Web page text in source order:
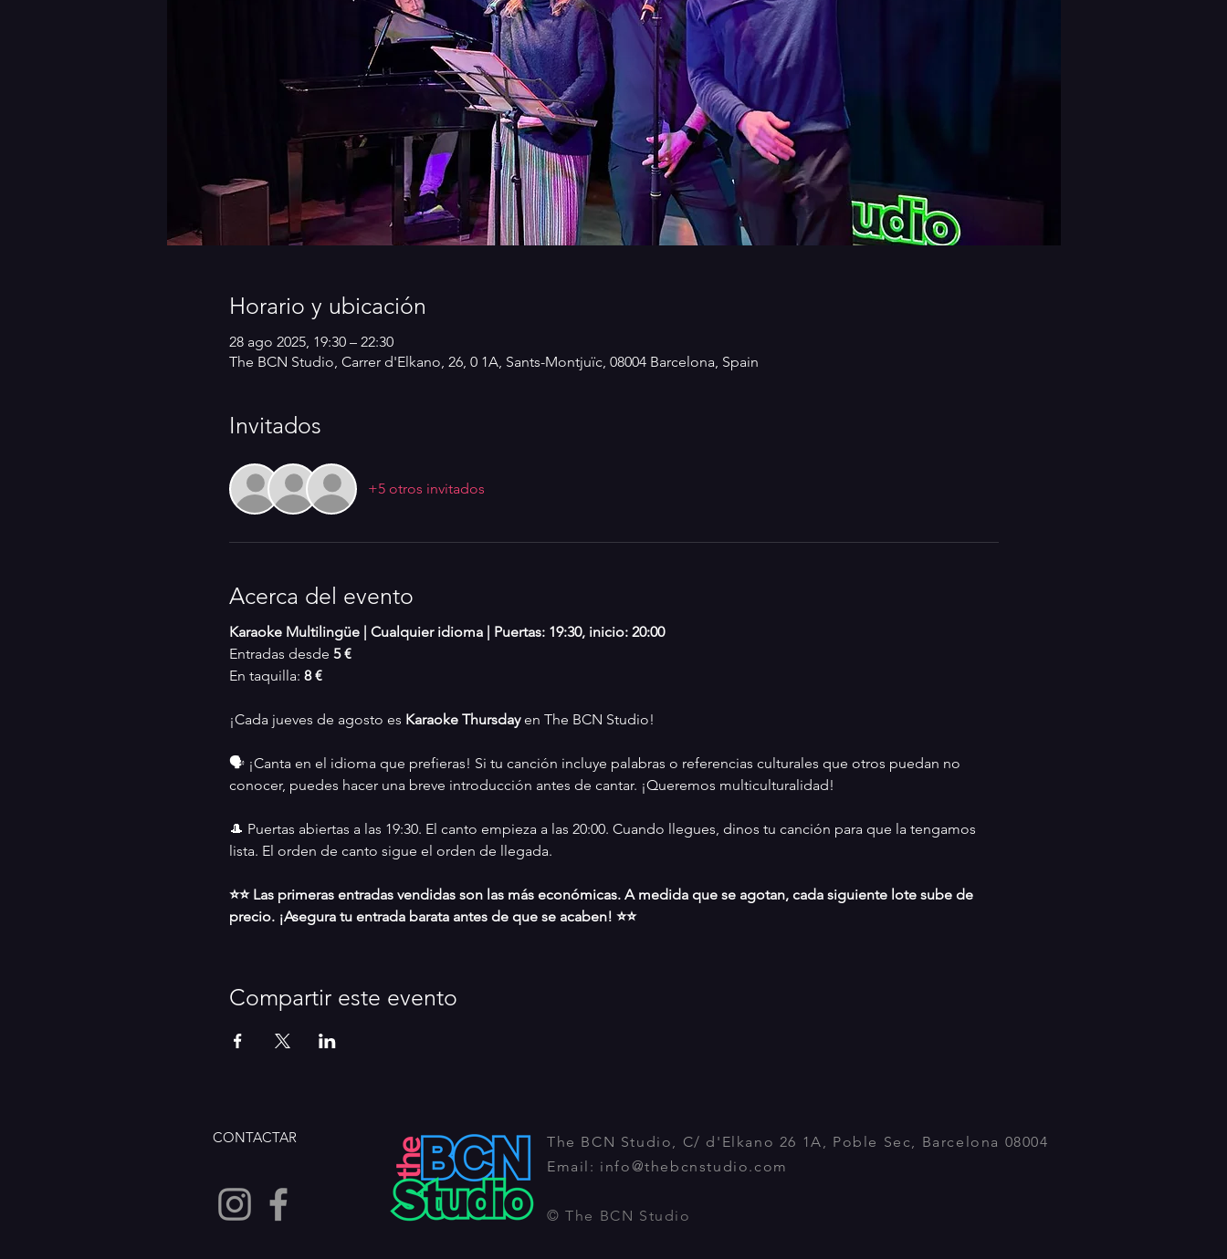
Horario y ubicación
28 ago 2025, 19:30 – 22:30
The BCN Studio, Carrer d'Elkano, 26, 0 1A, Sants-Montjuïc, 08004 Barcelona, Spain
Invitados
+5 otros invitados
Acerca del evento
Karaoke Multilingüe | Cualquier idioma | Puertas: 19:30, inicio: 20:00
Entradas desde 5 €
En taquilla: 8 €
¡Cada jueves de agosto es Karaoke Thursday en The BCN Studio!
🗣️ ¡Canta en el idioma que prefieras! Si tu canción incluye palabras o referencias culturales que otros puedan no
conocer, puedes hacer una breve introducción antes de cantar. ¡Queremos multiculturalidad!
🎩 Puertas abiertas a las 19:30. El canto empieza a las 20:00. Cuando llegues, dinos tu canción para que la tengamos
lista. El orden de canto sigue el orden de llegada.
⭐⭐ Las primeras entradas vendidas son las más económicas. A medida que se agotan, cada siguiente lote sube de
precio. ¡Asegura tu entrada barata antes de que se acaben! ⭐⭐
Compartir este evento
CONTACTAR
The BCN Studio, C/ d'Elkano 26 1A, Poble Sec, Barcelona 08004
Email: info@thebcnstudio.com
© The BCN Studio